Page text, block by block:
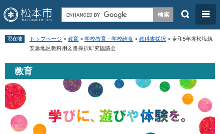
ペ
ジ
の
先
頭
メ
ュ
ー
を
飛
検
メ
ニ
ュ
現在地 トップページ > 教育 > 学校教育・学校給食 > 教科書採択 > 令和5年度松塩筑
安曇地区教科用図書採択研究協議会
教育